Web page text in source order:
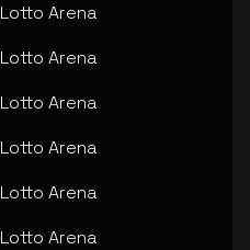
Lotto Arena
Lotto Arena
Lotto Arena
Lotto Arena
Lotto Arena
Lotto Arena